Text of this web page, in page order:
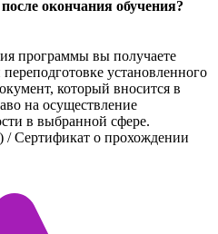
окончания обучения?
программы вы получаете
установленного
который вносится в
на осуществление
в выбранной сфере.
Сертификат о прохождении